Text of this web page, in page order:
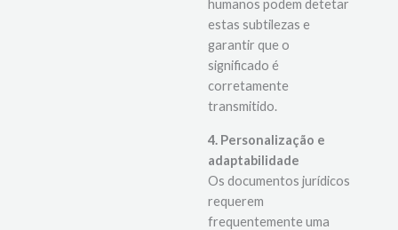
humanos podem detetar
estas subtilezas e
garantir que o
significado é
corretamente
transmitido.
4. Personalização e
adaptabilidade
Os documentos jurídicos
requerem
frequentemente uma